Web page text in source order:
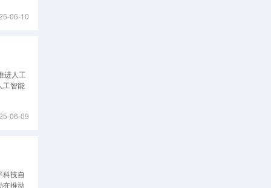
06-10
进人工
工智能
06-09
技自
在推动